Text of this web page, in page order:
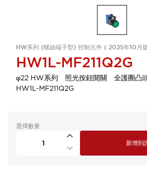
HW系列 (螺絲端子型) 控制元件 ( 2025年10月
HW1L-MF211Q2G
φ22 HW系列 照光按鈕開關 全護圈凸
HW1L-MF211Q2G
選擇數量
新增到